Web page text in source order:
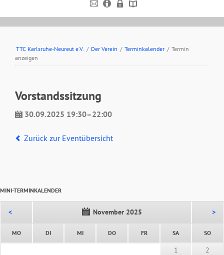
TTC Karlsruhe-Neureut e.V. / Der Verein / Terminkalender / Termin
anzeigen
Vorstandssitzung
30.09.2025 19:30–22:00
Zurück zur Eventübersicht
MINI-TERMINKALENDER
< November 2025 >
MONTAG DIENSTAG MITTWOCH DONNERSTAGFREITAG SAMSTAG SO
1
2